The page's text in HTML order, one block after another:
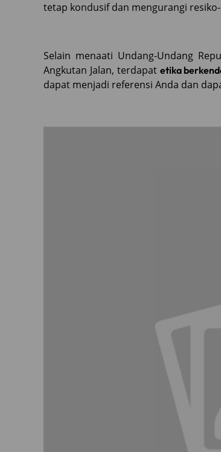
tetap kondusif dan mengurangi
Selain menaati Undang-Undang
Angkutan Jalan, terdapat etika
dapat menjadi referensi Anda dan